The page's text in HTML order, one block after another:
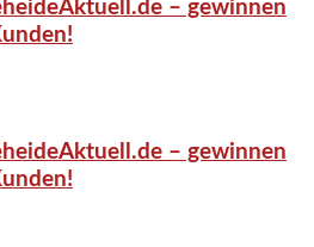
– gewinnen
– gewinnen